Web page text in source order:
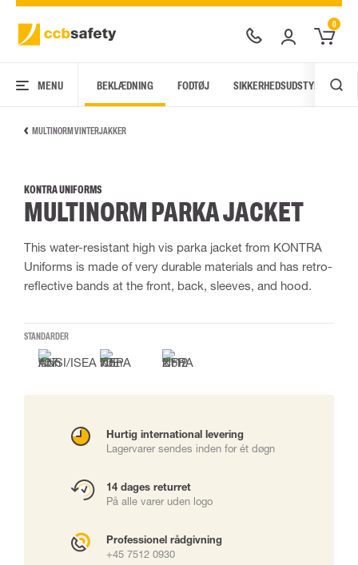
0
MENU BEKLÆDNING FODTØJ SIKKERHEDSUDSTYR
MULTINORM VINTERJAKKER
KONTRA UNIFORMS
MULTINORM PARKA JACKET
This water-resistant high vis parka jacket from KONTRA
Uniforms is made of very durable materials and has retro-
reflective bands at the front, back, sleeves, and hood.
STANDARDER
Hurtig international levering
Lagervarer sendes inden for ét døgn
14 dages returret
På alle varer uden logo
Professionel rådgivning
+45 7512 0930